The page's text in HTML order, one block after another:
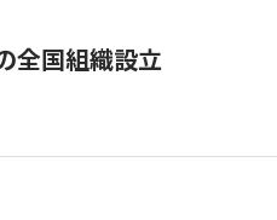
全国組織設立